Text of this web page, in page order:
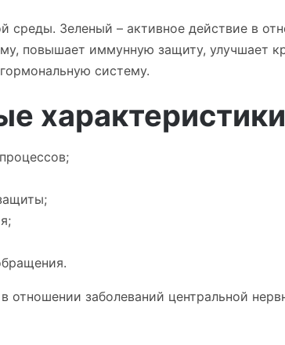
среды. Зеленый – активное действие в
повышает иммунную защиту, улучшает
систему.
отношении заболеваний центральной